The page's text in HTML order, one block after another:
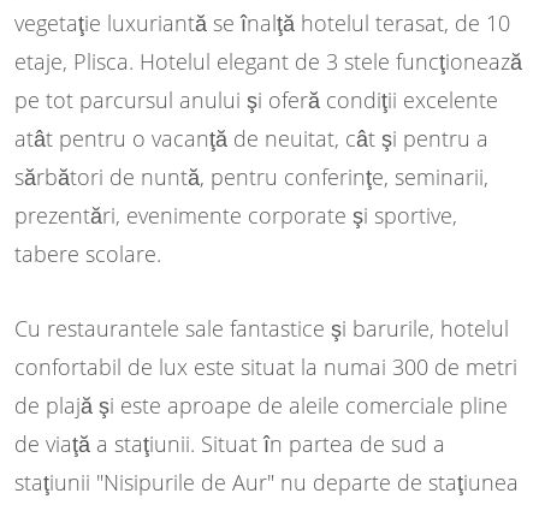
vegetaţie luxuriantă se înalţă hotelul terasat, de 10
etaje, Plisca. Hotelul elegant de 3 stele funcţionează
pe tot parcursul anului şi oferă condiţii excelente
atât pentru o vacanţă de neuitat, cât şi pentru a
sărbători de nuntă, pentru conferinţe, seminarii,
prezentări, evenimente corporate şi sportive,
tabere scolare.
Cu restaurantele sale fantastice şi barurile, hotelul
confortabil de lux este situat la numai 300 de metri
de plajă şi este aproape de aleile comerciale pline
de viaţă a staţiunii. Situat în partea de sud a
staţiunii "Nisipurile de Aur" nu departe de staţiunea